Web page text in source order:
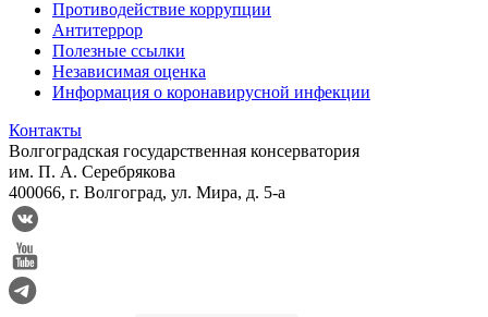
Противодействие коррупции
Антитеррор
Полезные ссылки
Независимая оценка
Информация о коронавирусной инфекции
Контакты
Волгоградская государственная консерватория
им. П. А. Серебрякова
400066, г. Волгоград, ул. Мира, д. 5-а